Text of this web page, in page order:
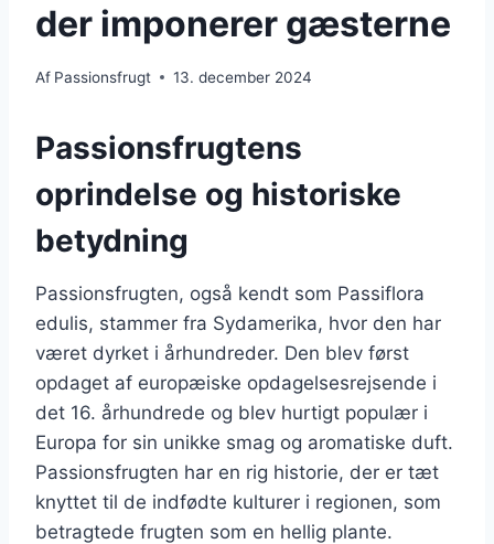
der imponerer gæsterne
Af Passionsfrugt 13. december 2024
Passionsfrugtens
oprindelse og historiske
betydning
Passionsfrugten, også kendt som Passiflora
edulis, stammer fra Sydamerika, hvor den har
været dyrket i århundreder. Den blev først
opdaget af europæiske opdagelsesrejsende i
det 16. århundrede og blev hurtigt populær i
Europa for sin unikke smag og aromatiske duft.
Passionsfrugten har en rig historie, der er tæt
knyttet til de indfødte kulturer i regionen, som
betragtede frugten som en hellig plante.